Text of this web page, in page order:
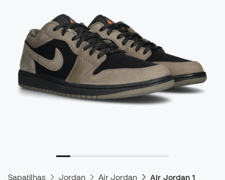
Sapatilhas Jordan Air Jordan Air Jordan 1